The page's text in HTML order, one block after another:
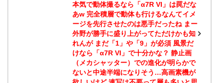
本気で動体撮るなら「α7R VI」は罠だな
あw 完全積層で動体も行けるなんてイメ
ージを先行させたのは悪手だったね まー
外野が勝手に盛り上がってただけかも知
れんが まだ「1」や「9」が必須 風景だ
けなら「α7R VI」で十分かな？ 静止画
（メカシャッター）での進化が明らかで
ないと中途半端になりそう…高画素機が